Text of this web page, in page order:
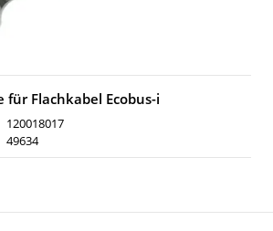
für Flachkabel Ecobus-i
120018017
49634